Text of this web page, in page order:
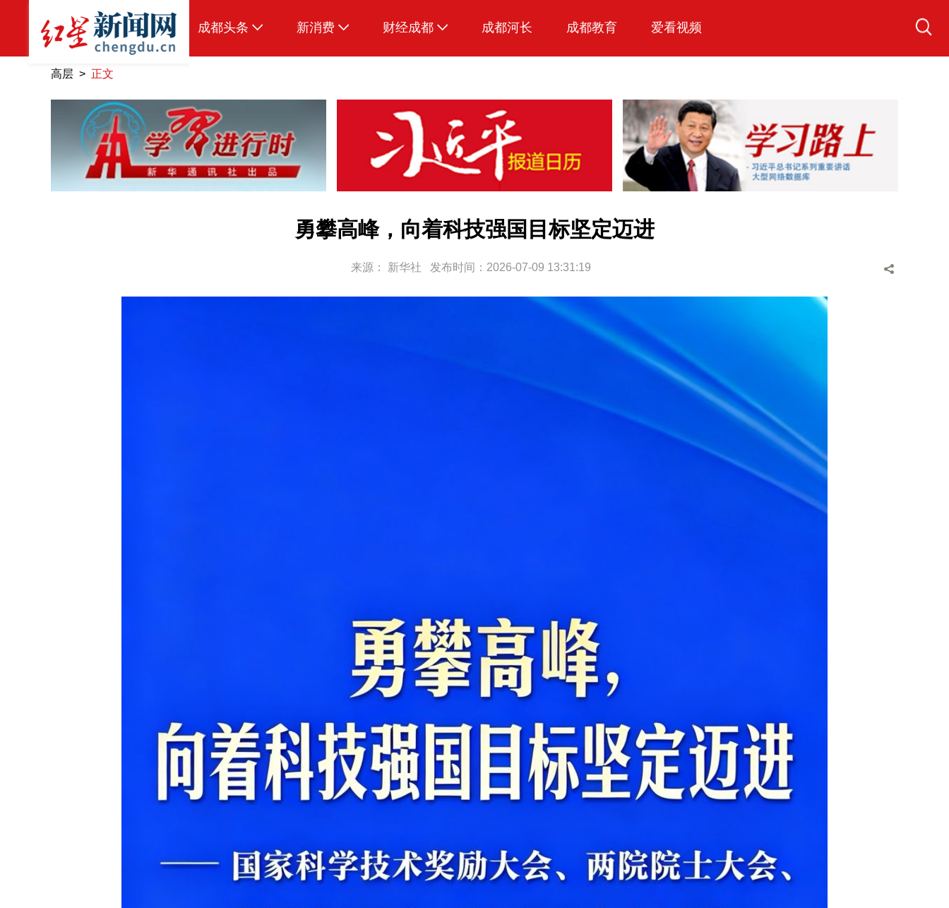
成都头条
本地
国内
头条智造
热点专题
新消费 财经成都 成都河长 成都教育 爱看视频
高层 > 正文
勇攀高峰，向着科技强国目标坚定迈进
来源： 新华社 发布时间：2026-07-09 13:31:19